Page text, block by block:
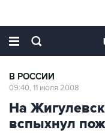
В РОССИИ
09:40, 11 июля 2008
На
вспыхнул